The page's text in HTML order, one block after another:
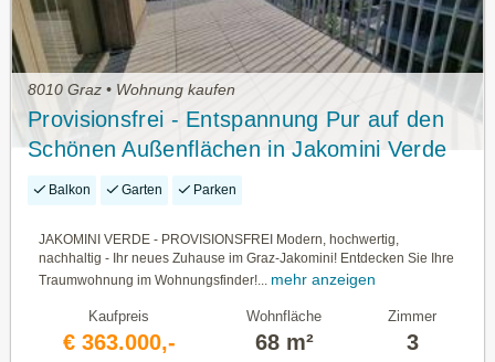
8010 Graz • Wohnung kaufen
Provisionsfrei - Entspannung Pur auf den
Schönen Außenflächen in Jakomini Verde
Balkon Garten Parken
JAKOMINI VERDE - PROVISIONSFREI Modern, hochwertig,
nachhaltig - Ihr neues Zuhause im Graz-Jakomini! Entdecken Sie Ihre
Traumwohnung im Wohnungsfinder!...
mehr anzeigen
Kaufpreis
€ 363.000,-
Wohnfläche
68 m²
Zimmer
3